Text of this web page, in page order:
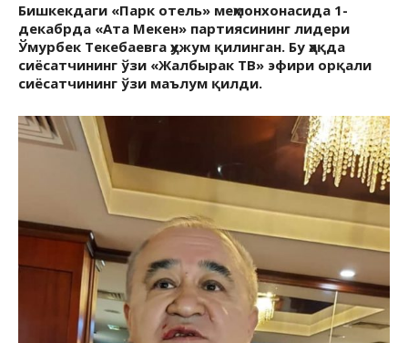
Бишкекдаги «Парк отель» меҳмонхонасида 1-
декабрда «Ата Мекен» партиясининг лидери
Ўмурбек Текебаевга ҳужум қилинган. Бу ҳақда
сиёсатчининг ўзи «Жалбырак ТВ» эфири орқали
сиёсатчининг ўзи маълум қилди.